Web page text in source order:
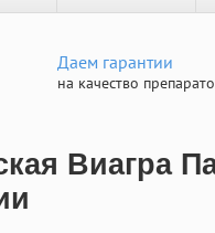
Даем гарантии
на качество
Виагра